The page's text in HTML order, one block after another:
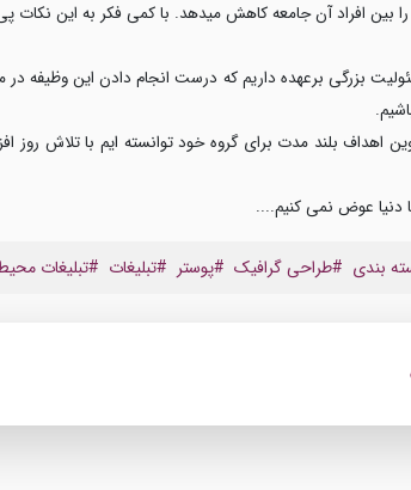
بین افراد آن جامعه کاهش می­دهد. با کمی فکر به این
بزرگی برعهده داریم که درست انجام دادن این
اهداف بلند مدت برای گروه خود توانسته ایم با تلاش
دنیا عوض نمی کنیم....
بندی #طراحی گرافیک #پوستر #تبلیغات #تبلیغات